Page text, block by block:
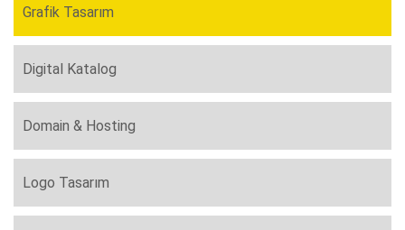
Grafik Tasarım
Digital Katalog
Domain & Hosting
Logo Tasarım